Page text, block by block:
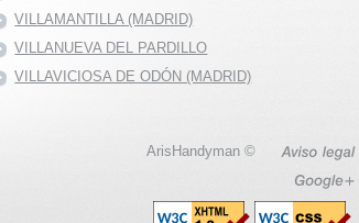
VILLAMANTILLA (MADRID)
VILLANUEVA DEL PARDILLO
VILLAVICIOSA DE ODÓN (MADRID)
ArisHandyman ©